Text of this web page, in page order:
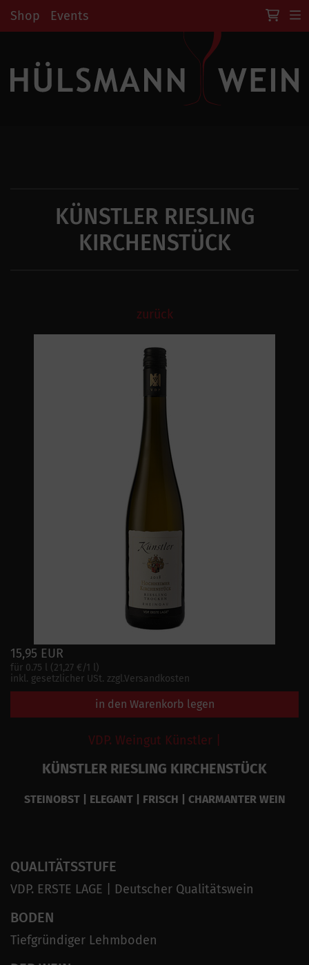
Shop Events
KÜNSTLER RIESLING
KIRCHENSTÜCK
zurück
15,95 EUR
für 0.75 l (21,27 €/1 l)
inkl. gesetzlicher USt. zzgl.Versandkosten
in den Warenkorb legen
VDP. Weingut Künstler |
KÜNSTLER RIESLING KIRCHENSTÜCK
STEINOBST | ELEGANT | FRISCH | CHARMANTER WEIN
QUALITÄTSSTUFE
VDP. ERSTE LAGE | Deutscher Qualitätswein
BODEN
Tiefgründiger Lehmboden